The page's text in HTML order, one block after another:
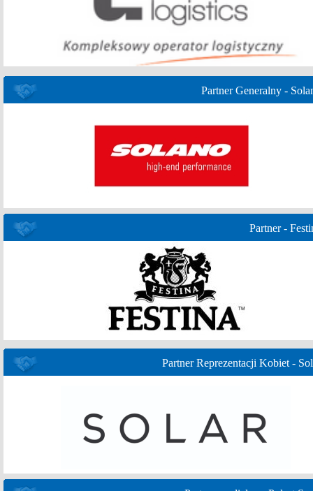
Partner Generalny -
Partner -
Partner Reprezentacji Kobiet -